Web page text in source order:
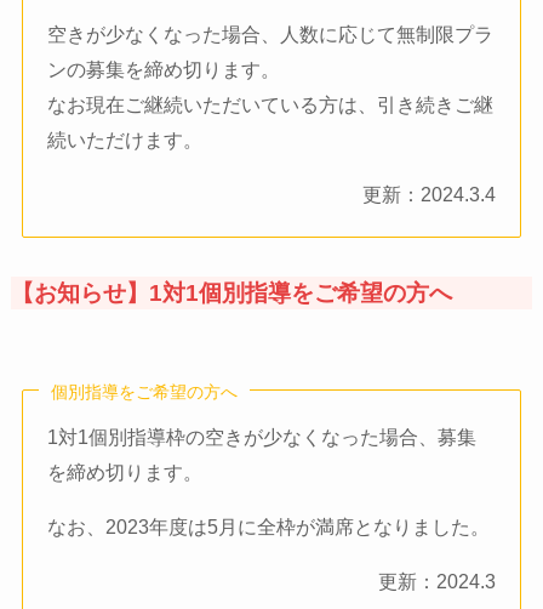
空きが少なくなった場合、人数に応じて無制限プラ
ンの募集を締め切ります。
なお現在ご継続いただいている方は、引き続きご継
続いただけます。
更新：2024.3.4
【お知らせ】1対1個別指導をご希望の方へ
個別指導をご希望の方へ
1対1個別指導枠の空きが少なくなった場合、募集
を締め切ります。
なお、2023年度は5月に全枠が満席となりました。
更新：2024.3